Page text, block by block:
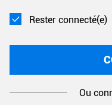
Rester connecté(e)
Ou